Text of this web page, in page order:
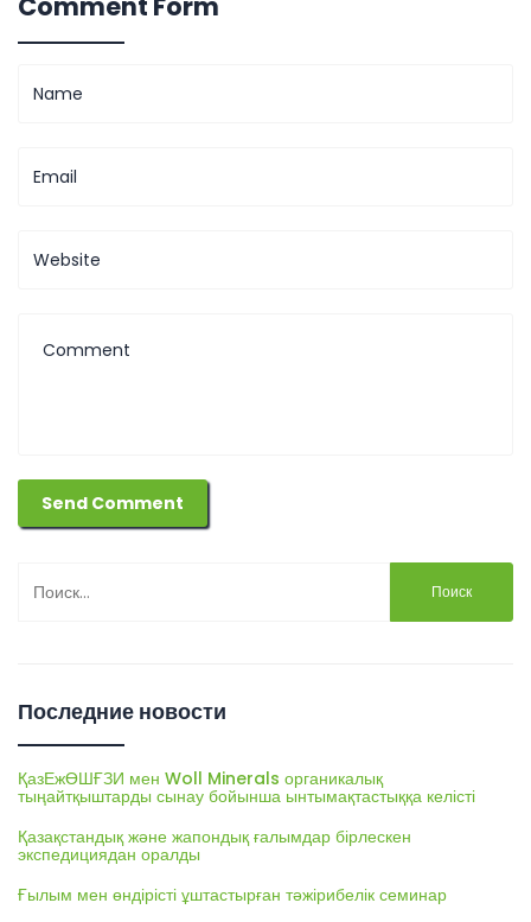
Последние новости
ҚазЕжӨШҒЗИ мен Woll Minerals органикалық
тыңайтқыштарды сынау бойынша ынтымақтастыққа келісті
Қазақстандық және жапондық ғалымдар бірлескен
экспедициядан оралды
Ғылым мен өндірісті ұштастырған тәжірибелік семинар